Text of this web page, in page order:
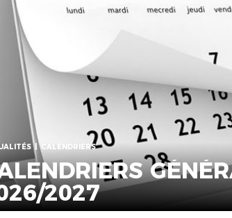
FOOT ANIMATION
BILAN &